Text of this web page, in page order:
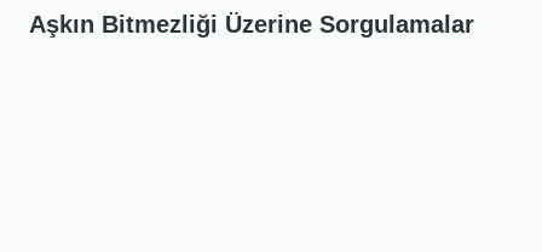
Aşkın Bitmezliği Üzerine Sorgulamalar